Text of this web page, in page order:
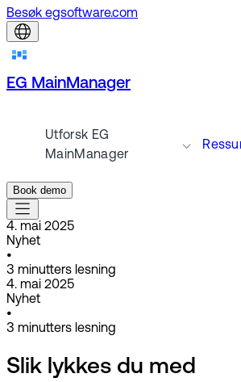
Besøk egsoftware.com
EG MainManager
Utforsk EG
MainManager
Book demo
4. mai 2025
Nyhet
•
3 minutters lesning
4. mai 2025
Nyhet
•
3 minutters lesning
Slik lykkes du med